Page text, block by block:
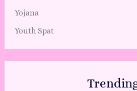
Yojana
Youth Spat